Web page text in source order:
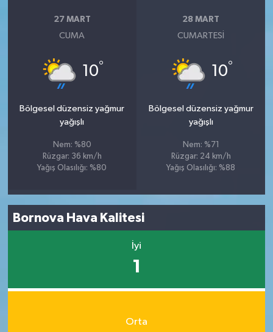
27 MART
CUMA
10°
Bölgesel düzensiz yağmur
yağışlı
Nem: %80
Rüzgar: 36 km/h
Yağış Olasılığı: %80
28 MART
CUMARTESI
10°
Bölgesel düzensiz yağmur
yağışlı
Nem: %71
Rüzgar: 24 km/h
Yağış Olasılığı: %88
Bornova Hava Kalitesi
İyi
1
Orta